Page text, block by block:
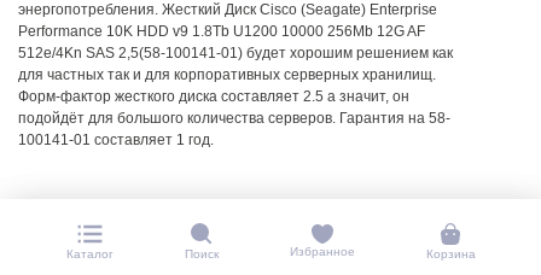
энергопотребления. Жесткий Диск Cisco (Seagate) Enterprise
Performance 10K HDD v9 1.8Tb U1200 10000 256Mb 12G AF
512e/4Kn SAS 2,5(58-100141-01) будет хорошим решением как
для частных так и для корпоративных серверных хранилищ.
Форм-фактор жесткого диска составляет 2.5 а значит, он
подойдёт для большого количества серверов. Гарантия на 58-
100141-01 составляет 1 год.
Каталог Поиск Избранное Корзина